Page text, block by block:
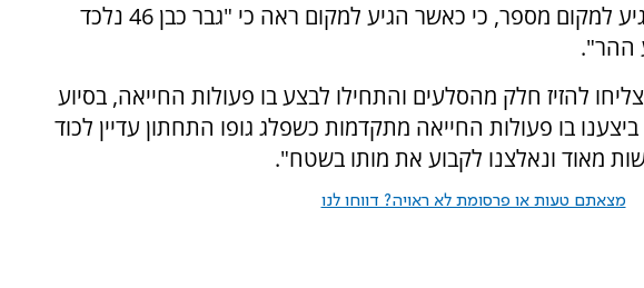
פאראמדיק מד"א יניב שער שהגיע למקום מספר, כי כאשר הגיע למקום ראה כי "גבר כבן 46 נלכד
ההר".
להזיז חלק מהסלעים והתחילו לבצע בו פעולות החייאה, בסיוע
בו פעולות החייאה מתקדמות כשפלג גופו התחתון עדיין לכוד
מאוד ונאלצנו לקבוע את מותו בשטח".
מצאתם טעות או פרסומת לא ראויה? דווחו לנו